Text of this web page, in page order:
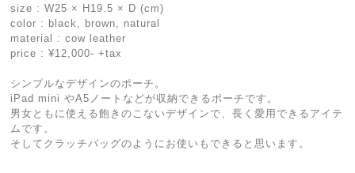
size : W25 × H19.5 × D (cm)
color : black, brown, natural
material : cow leather
price : ¥12,000- +tax
シンプルなデザインのポーチ。
iPad mini やA5ノートなどが収納できるポーチです。
男女ともに使える飽きのこないデザインで、長く愛用できるアイテ
ムです。
そしてクラッチバッグのようにお使いもできると思います。